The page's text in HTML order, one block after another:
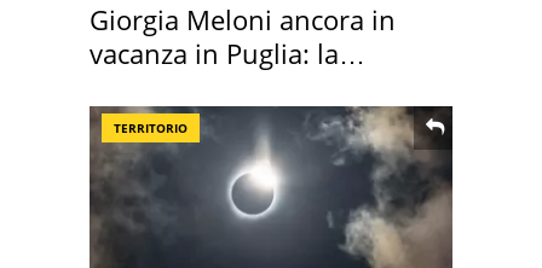
Giorgia Meloni ancora in
vacanza in Puglia: la
TERRITORIO